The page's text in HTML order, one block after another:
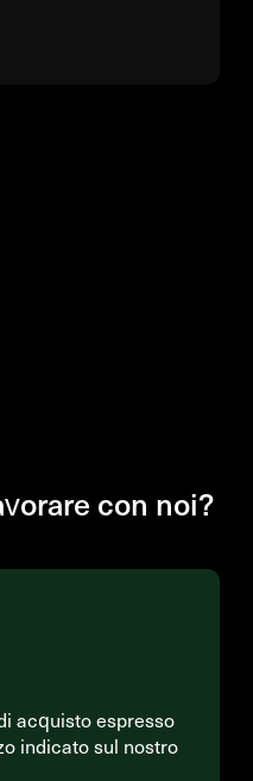
con noi?
acquisto espresso
indicato sul nostro